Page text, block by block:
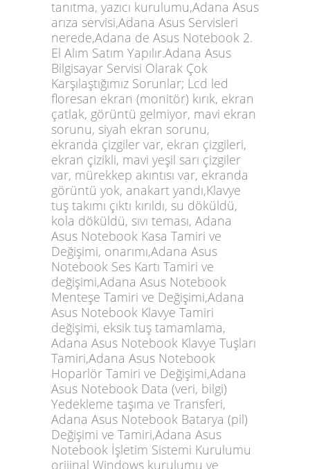
tanıtma, yazıcı kurulumu,Adana Asus
arıza servisi,Adana Asus Servisleri
nerede,Adana de Asus Notebook 2.
El Alım Satım Yapılır.Adana Asus
Bilgisayar Servisi Olarak Çok
Karşılaştığımız Sorunlar; Lcd led
floresan ekran (monitör) kırık, ekran
çatlak, görüntü gelmiyor, mavi ekran
sorunu, siyah ekran sorunu,
ekranda çizgiler var, ekran çizgileri,
ekran çizikli, mavi yeşil sarı çizgiler
var, mürekkep akıntısı var, ekranda
görüntü yok, anakart yandı,Klavye
tuş takımı çıktı kırıldı, su döküldü,
kola döküldü, sıvı teması, Adana
Asus Notebook Kasa Tamiri ve
Değişimi, onarımı,Adana Asus
Notebook Ses Kartı Tamiri ve
değişimi,Adana Asus Notebook
Menteşe Tamiri ve Değişimi,Adana
Asus Notebook Klavye Tamiri
değişimi, eksik tuş tamamlama,
Adana Asus Notebook Klavye Tuşları
Tamiri,Adana Asus Notebook
Hoparlör Tamiri ve Değişimi,Adana
Asus Notebook Data (veri, bilgi)
Yedekleme taşıma ve Transferi,
Adana Asus Notebook Batarya (pil)
Değişimi ve Tamiri,Adana Asus
Notebook İşletim Sistemi Kurulumu
orijinal Windows kurulumu ve